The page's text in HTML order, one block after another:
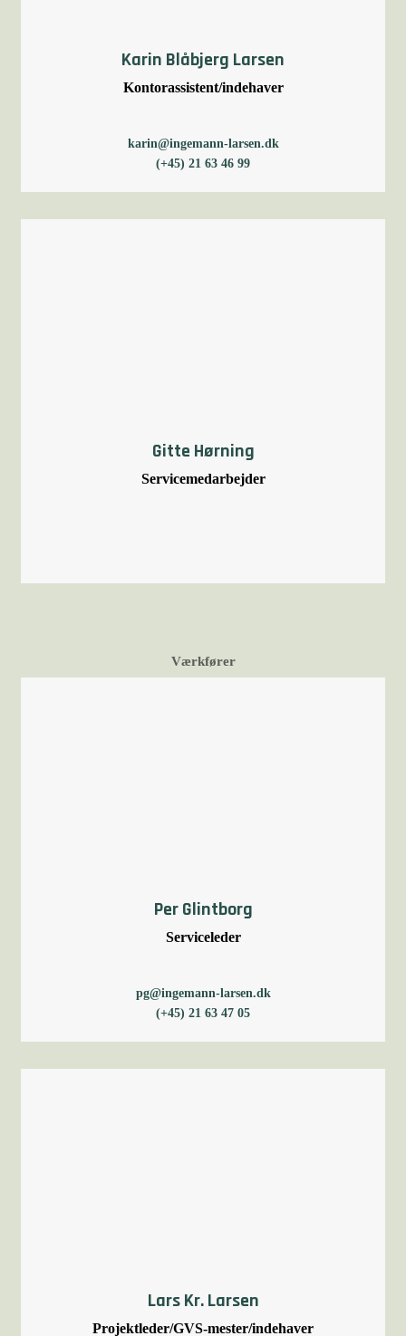
Karin Blåbjerg Larsen
​Kontorassistent/indehaver
karin@ingemann-larsen.dk
(+45) 21 63 46 99
Gitte Hørning
Servicemedarbejder
Værkfører
Per Glintborg
Serviceleder
pg@ingemann-larsen.dk
(+45) 21 63 47 05
Lars Kr. Larsen
Projektleder/GVS-mester/indehaver